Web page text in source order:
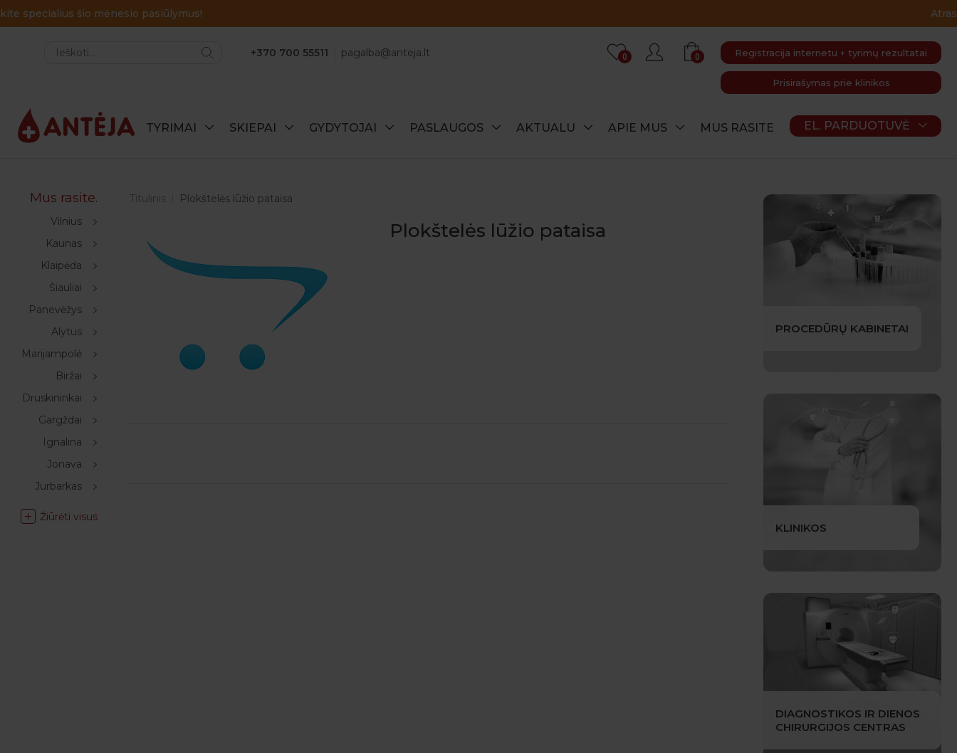
+370 700 55511 pagalba@anteja.lt Registracija internetu + tyrimų rezultatai
Prisirašymas prie klinikos
0 0
TYRIMAI SKIEPAI GYDYTOJAI PASLAUGOS AKTUALU APIE MUS MUS RASITE EL. PARDUOTUVĖ
Mus rasite.
Vilnius
Kaunas
Klaipėda
Šiauliai
Panevėžys
Alytus
Marijampolė
Biržai
Druskininkai
Gargždai
Ignalina
Jonava
Jurbarkas
Žiūrėti visus
Titulinis Plokštelės lūžio pataisa
Plokštelės lūžio pataisa
PROCEDŪRŲ KABINETAI
KLINIKOS
DIAGNOSTIKOS IR DIENOS
CHIRURGIJOS CENTRAS